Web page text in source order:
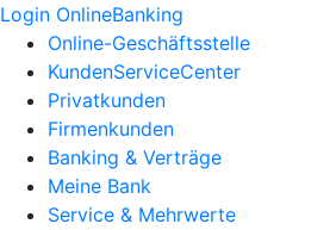
Login OnlineBanking
Online-Geschäftsstelle
KundenServiceCenter
Privatkunden
Firmenkunden
Banking & Verträge
Meine Bank
Service & Mehrwerte